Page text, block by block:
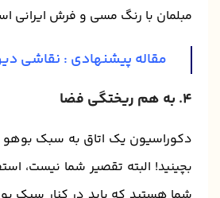
مبلمان با رنگ مسی و فرش ایرانی
مقاله پیشنهادی : نقاشی
۴. به هم ریختگی فضا
دکوراسیون یک اتاق به سبک بوهو
بچینید! البته تقصیر شما نیست،